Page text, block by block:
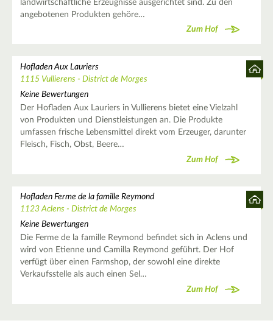
landwirtschaftliche Erzeugnisse ausgerichtet sind. Zu den
angebotenen Produkten gehöre…
Zum Hof
Hofladen Aux Lauriers
1115 Vullierens - District de Morges
Keine Bewertungen
Der Hofladen Aux Lauriers in Vullierens bietet eine Vielzahl
von Produkten und Dienstleistungen an. Die Produkte
umfassen frische Lebensmittel direkt vom Erzeuger, darunter
Fleisch, Fisch, Obst, Beere…
Zum Hof
Hofladen Ferme de la famille Reymond
1123 Aclens - District de Morges
Keine Bewertungen
Die Ferme de la famille Reymond befindet sich in Aclens und
wird von Etienne und Camilla Reymond geführt. Der Hof
verfügt über einen Farmshop, der sowohl eine direkte
Verkaufsstelle als auch einen Sel…
Zum Hof